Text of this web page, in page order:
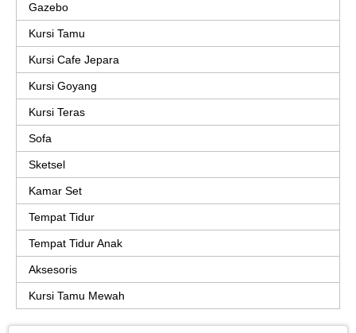
Gazebo
Kursi Tamu
Kursi Cafe Jepara
Kursi Goyang
Kursi Teras
Sofa
Sketsel
Kamar Set
Tempat Tidur
Tempat Tidur Anak
Aksesoris
Kursi Tamu Mewah